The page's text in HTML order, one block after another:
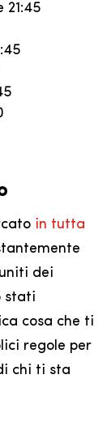
21:45
in tutta
dei
stati
cosa che ti
regole per
chi ti sta